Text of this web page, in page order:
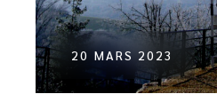
20 MARS 2023